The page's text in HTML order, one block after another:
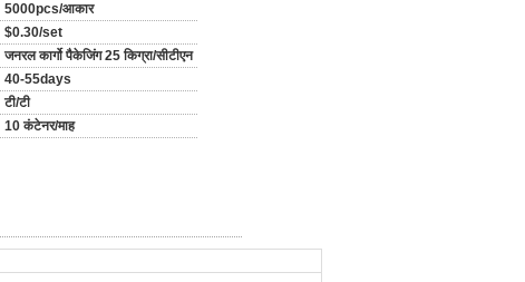
5000pcs/आकार
$0.30/set
जनरल कार्गो पैकेजिंग 25 किग्रा/सीटीएन
40-55days
टी/टी
10 कंटेनर/माह